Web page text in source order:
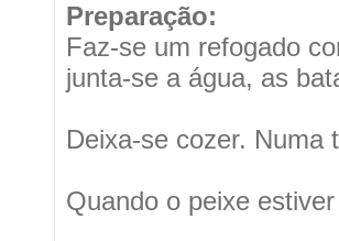
Preparação:
Faz-se um refogado
junta-se a água, as
Deixa-se cozer. Numa
Quando o peixe